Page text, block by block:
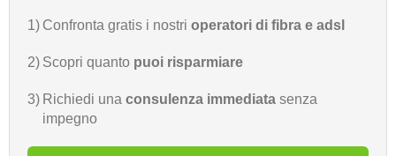
1) Confronta gratis i nostri operatori di fibra e adsl
2) Scopri quanto puoi risparmiare
3) Richiedi una consulenza immediata senza
impegno